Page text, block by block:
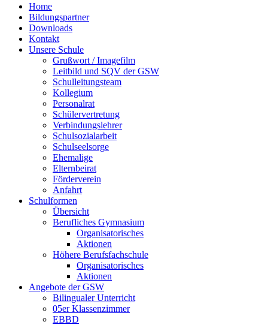
Home
Bildungspartner
Downloads
Kontakt
Unsere Schule
Grußwort / Imagefilm
Leitbild und SQV der GSW
Schulleitungsteam
Kollegium
Personalrat
Schülervertretung
Verbindungslehrer
Schulsozialarbeit
Schulseelsorge
Ehemalige
Elternbeirat
Förderverein
Anfahrt
Schulformen
Übersicht
Berufliches Gymnasium
Organisatorisches
Aktionen
Höhere Berufsfachschule
Organisatorisches
Aktionen
Angebote der GSW
Bilingualer Unterricht
05er Klassenzimmer
EBBD